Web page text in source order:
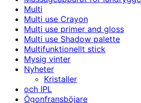
Multi
Multi use Crayon
Multi use primer and gloss
Multi use Shadow palette
Multifunktionellt stick
Mysig vinter
Nyheter
Kristaller
och IPL
Ögonfransböjare